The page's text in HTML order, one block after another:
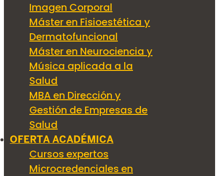
Imagen Corporal
Máster en Fisioestética y
Dermatofuncional
Máster en Neurociencia y
Música aplicada a la
Salud
MBA en Dirección y
Gestión de Empresas de
Salud
OFERTA ACADÉMICA
Cursos expertos
Microcredenciales en